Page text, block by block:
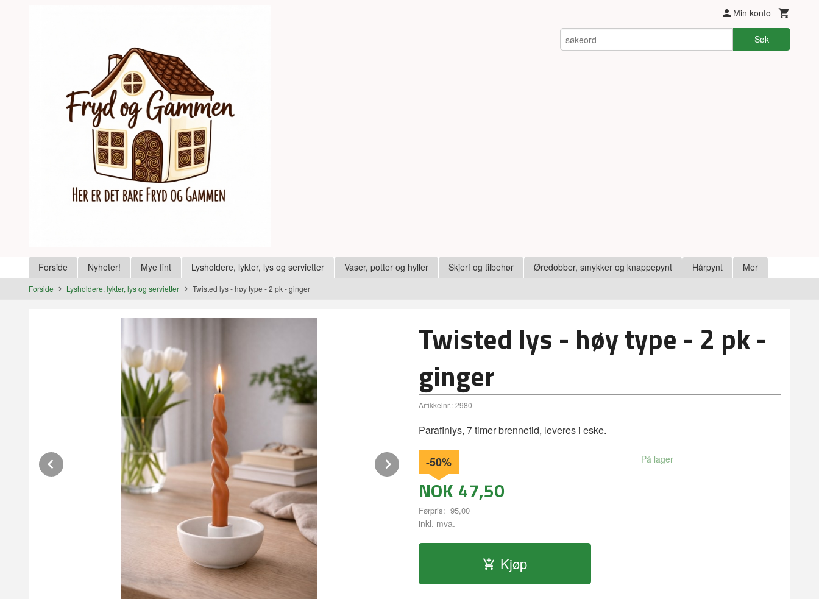
Min konto
Søk
Produkter
Forside Nyheter! Mye fint Lysholdere, lykter, lys og servietter Vaser, potter og hyller Skjerf og tilbehør Øredobber, smykker og knappepynt Hårpynt Mer
Forside Lysholdere, lykter, lys og servietter Twisted lys - høy type - 2 pk - ginger
Twisted lys - høy type - 2 pk -
ginger
Artikkelnr.: 2980
Parafinlys, 7 timer brennetid, leveres i eske.
NOK 47,50
Førpris: 95,00
Rabatt
-50%
inkl. mva.
På lager
Kjøp